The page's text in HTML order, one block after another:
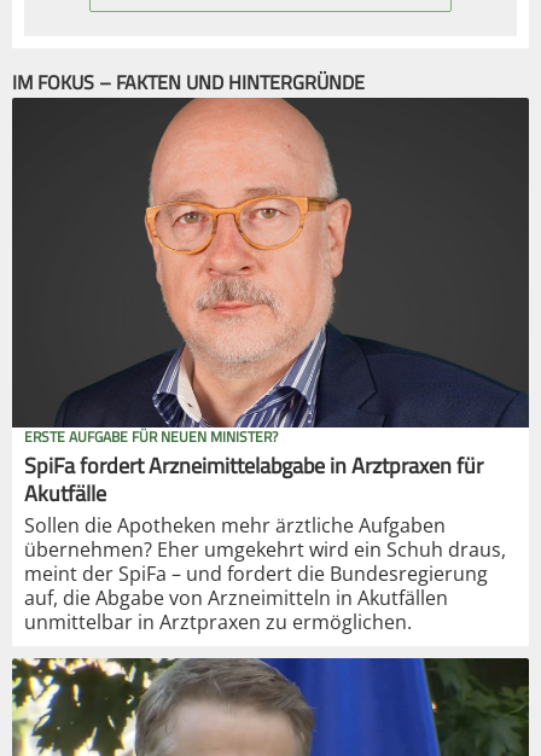
IM FOKUS – FAKTEN UND HINTERGRÜNDE
ERSTE AUFGABE FÜR NEUEN MINISTER?
SpiFa fordert Arzneimittelabgabe in Arztpraxen für
Akutfälle
Sollen die Apotheken mehr ärztliche Aufgaben
übernehmen? Eher umgekehrt wird ein Schuh draus,
meint der SpiFa – und fordert die Bundesregierung
auf, die Abgabe von Arzneimitteln in Akutfällen
unmittelbar in Arztpraxen zu ermöglichen.